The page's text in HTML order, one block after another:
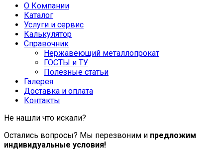
О Компании
Каталог
Услуги и сервис
Калькулятор
Справочник
Нержавеющий металлопрокат
ГОСТЫ и ТУ
Полезные статьи
Галерея
Доставка и оплата
Контакты
Не нашли что искали?
Остались вопросы? Мы перезвоним и предложим
индивидуальные условия!